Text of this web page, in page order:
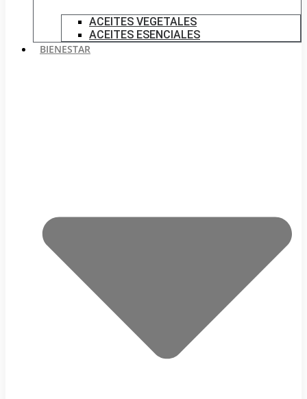
ACEITES VEGETALES
ACEITES ESENCIALES
BIENESTAR